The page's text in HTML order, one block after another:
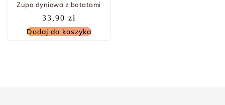
Zupa dyniowa z batatami
33,90 zł
Dodaj do koszyka